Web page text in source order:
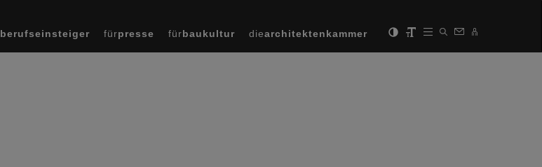
berufseinsteiger fürpresse fürbaukultur diearchitektenkammer